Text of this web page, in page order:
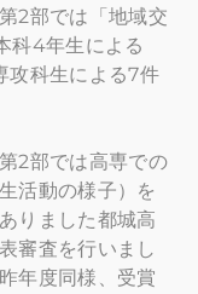
2部では「地域交
科4年生による
攻科生による7件
2部では高専での
活動の様子）を
りました都城高
審査を行いまし
年度同様、受賞